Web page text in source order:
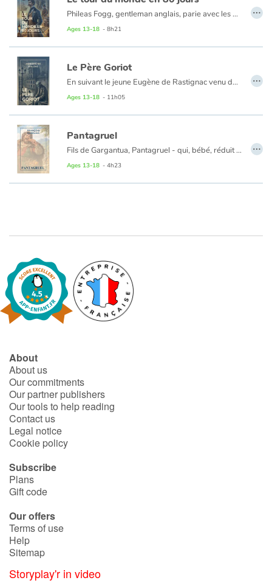
Phileas Fogg, gentleman anglais, parie avec les membres de son club qu'il fera le tour de la terre en 80 jours. Et, aussitôt, le voilà parti, accompagné de son domestique Jean, un Parisien, dit Passepartout. Il devra être revenu à Londres, pour gagner, le samedi 21 décembre 1872 à 20 heures 45 minutes ! Soupçonné d'être l'audacieux voleur de la Banque d'Angleterre, Phileas Fogg va être filé tout au long de ses pérégrinations par le détective Fix qui ne peut cependant pas l'arrêter, le mandat d'amener arrivant toujours trop tard... Les pays traversés, les multiples aventures, les stratagèmes employés pour contourner les nombreux obstacles, l'activité débordante de Phileas Fogg pour lutter contre le temps en ne se départant jamais de son flegme tout britannique, les personnalités de Passepartout et de l'obstiné Fix, font du Tour du monde en 80 jours un merveilleux roman, l'un des meilleurs de Jules Verne, dont le succès considérable ne s'est jamais démenti depuis sa parution, en 1873.
Ages 13-18 - 8h21
…
Le Père Goriot
En suivant le jeune Eugène de Rastignac venu de sa province à Paris pour tenter de faire fortune, on découvre les dessous de la société parisienne de 1820.
Eugène rencontre l’une et l’autre en cherchant à s’introduire dans les deux classes dominantes de l’époque : la noblesse et la riche bourgeoisie.
Ages 13-18 - 11h05
…
Pantagruel
Fils de Gargantua, Pantagruel - qui, bébé, réduit son berceau en miettes, étrangle un ours et mange le jarret de sa nourrice - donne le coup d'envoi de la Renaissance française. C'est un bon géant, qui sème l'épouvante et dont les exploits surpassent ceux d'Hercule. Mais Rabelais lui préfère encore Panurge, l'homme à tout faire, éternel étudiant sans scrupules qui connaît soixante-trois manières de se procurer de l'argent, toutes assez malhonnêtes. Et ces deux monstres se lancent dans des voyages fabuleux.
Ages 13-18 - 4h23
…
About
About us
Our commitments
Our partner publishers
Our tools to help reading
Contact us
Legal notice
Cookie policy
Subscribe
Plans
Gift code
Our offers
Terms of use
Help
Sitemap
Storyplay'r in video